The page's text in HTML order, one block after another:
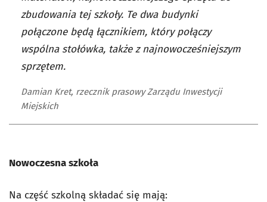
zbudowania tej szkoły. Te dwa budynki
połączone będą łącznikiem, który połączy
wspólna stołówka, także z najnowocześniejszym
sprzętem.
Damian Kret, rzecznik prasowy Zarządu Inwestycji
Miejskich
Nowoczesna szkoła
Na część szkolną składać się mają: